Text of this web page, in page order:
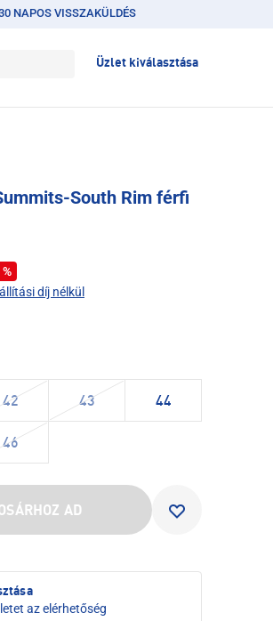
NAPOS VISSZAKÜLDÉS
Üzlet kiválasztása
South Rim férfi
díj nélkül
42 43 44
46
AD
az elérhetőség